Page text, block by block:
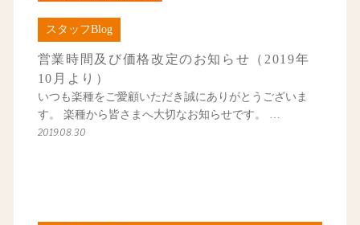
スタッフBlog
営業時間及び価格改定のお知らせ（2019年
10月より）
いつも楽種をご愛顧いただき誠にありがとうございま
す。 楽種から皆さまへ大切なお知らせです。 …
2019.08.30